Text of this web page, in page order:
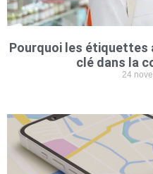
Pourquoi les étiquettes
clé dans la
24